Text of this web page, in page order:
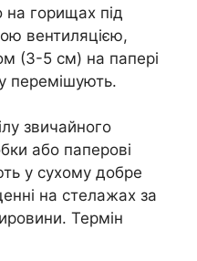
на горищах під
вентиляцією,
(3-5 см) на папері
перемішують.
звичайного
або паперові
у сухому добре
на стелажах за
Термін